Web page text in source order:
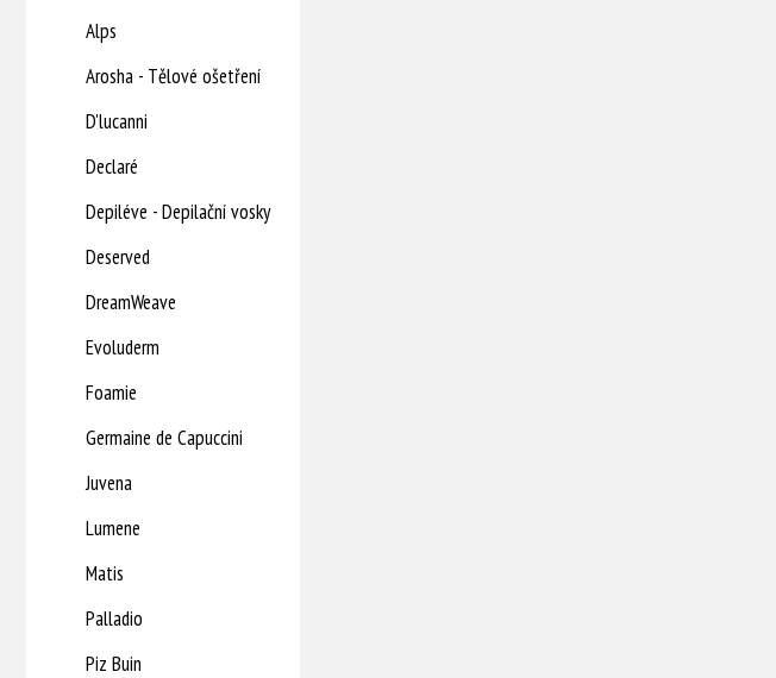
Alps
Arosha - Tělové ošetření
D'lucanni
Declaré
Depiléve - Depilační vosky
Deserved
DreamWeave
Evoluderm
Foamie
Germaine de Capuccini
Juvena
Lumene
Matis
Palladio
Piz Buin